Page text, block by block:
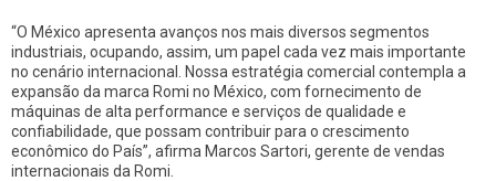
“O México apresenta avanços nos mais diversos segmentos
industriais, ocupando, assim, um papel cada vez mais importante
no cenário internacional. Nossa estratégia comercial contempla a
expansão da marca Romi no México, com fornecimento de
máquinas de alta performance e serviços de qualidade e
confiabilidade, que possam contribuir para o crescimento
econômico do País”, afirma Marcos Sartori, gerente de vendas
internacionais da Romi.